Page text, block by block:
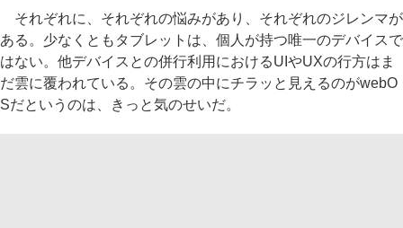
それぞれに、それぞれの悩みがあり、それぞれのジレンマが
ある。少なくともタブレットは、個人が持つ唯一のデバイスで
はない。他デバイスとの併行利用におけるUIやUXの行方はま
だ雲に覆われている。その雲の中にチラッと見えるのがwebO
Sだというのは、きっと気のせいだ。